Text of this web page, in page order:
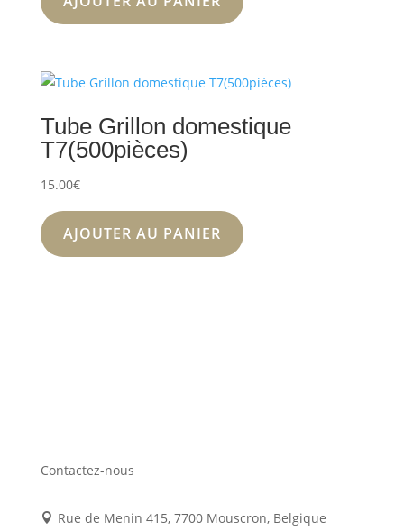
Tube Grillon domestique
T7(500pièces)
15.00€
AJOUTER AU PANIER
Contactez-nous
 Rue de Menin 415, 7700 Mouscron, Belgique